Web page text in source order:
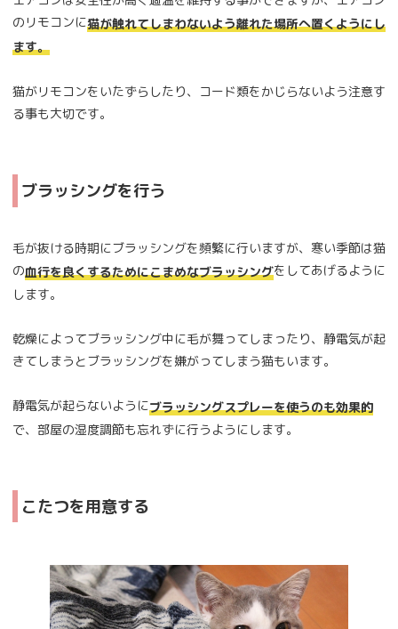
のリモコンに猫が触れてしまわないよう離れた場所へ置くようにし
ます。
猫がリモコンをいたずらしたり、コード類をかじらないよう注意す
る事も大切です。
ブラッシングを行う
毛が抜ける時期にブラッシングを頻繁に行いますが、寒い季節は猫
の血行を良くするためにこまめなブラッシングをしてあげるように
します。
乾燥によってブラッシング中に毛が舞ってしまったり、静電気が起
きてしまうとブラッシングを嫌がってしまう猫もいます。
静電気が起らないようにブラッシングスプレーを使うのも効果的
で、部屋の湿度調節も忘れずに行うようにします。
こたつを用意する